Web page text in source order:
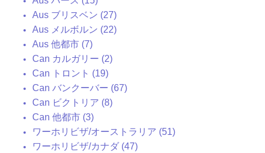
Aus ブリスベン (27)
Aus メルボルン (22)
Aus 他都市 (7)
Can カルガリー (2)
Can トロント (19)
Can バンクーバー (67)
Can ビクトリア (8)
Can 他都市 (3)
ワーホリビザ/オーストラリア (51)
ワーホリビザ/カナダ (47)